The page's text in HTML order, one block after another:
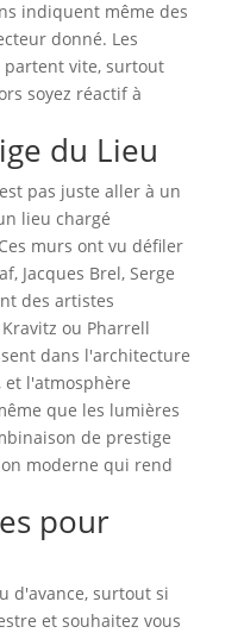
indiquent même des
donné. Les
vite, surtout
soyez réactif à
du Lieu
pas juste aller à un
lieu chargé
murs ont vu défiler
Jacques Brel, Serge
des artistes
ou Pharrell
dans l'architecture
et l'atmosphère
que les lumières
de prestige
moderne qui rend
pour
d'avance, surtout si
et souhaitez vous